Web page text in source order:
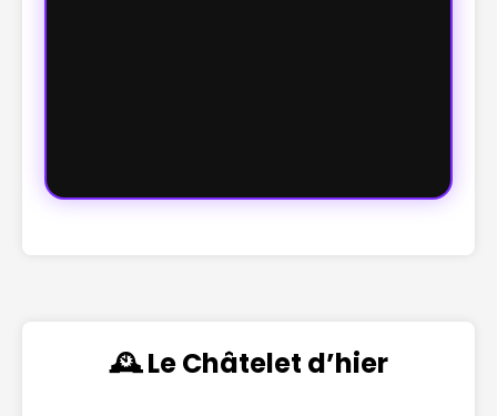
🕰️ Le Châtelet d’hier